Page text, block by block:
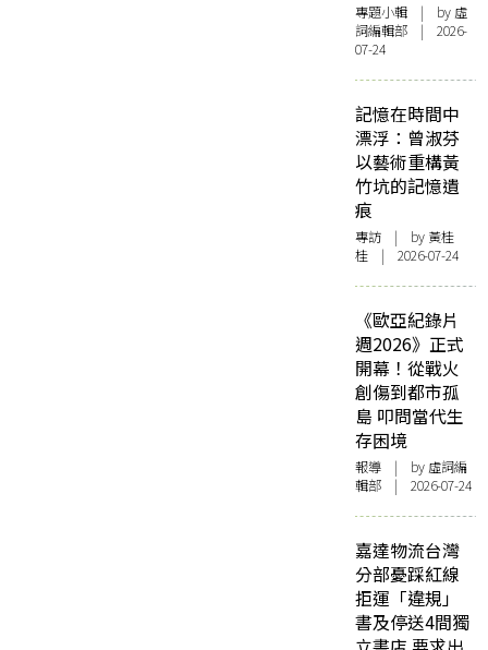
專題小輯 | by 虛
詞編輯部 | 2026-
07-24
記憶在時間中
漂浮：曾淑芬
以藝術重構黃
竹坑的記憶遺
痕
專訪 | by 黃桂
桂 | 2026-07-24
《歐亞紀錄片
週2026》正式
開幕！從戰火
創傷到都市孤
島 叩問當代生
存困境
報導 | by 虛詞編
輯部 | 2026-07-24
嘉達物流台灣
分部憂踩紅線
拒運「違規」
書及停送4間獨